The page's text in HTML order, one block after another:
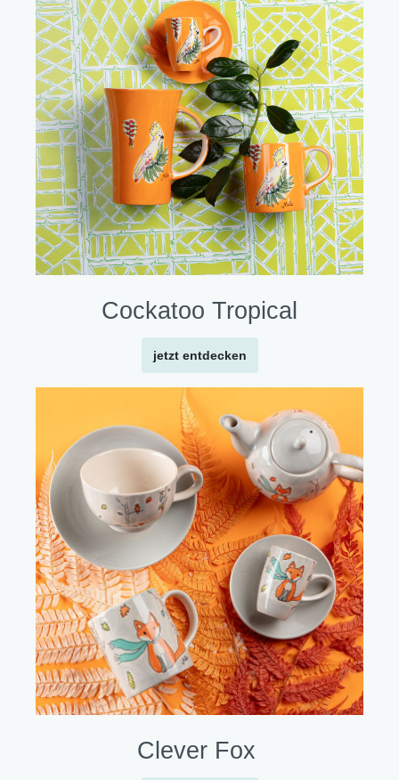
Cockatoo Tropical
jetzt entdecken
Clever Fox